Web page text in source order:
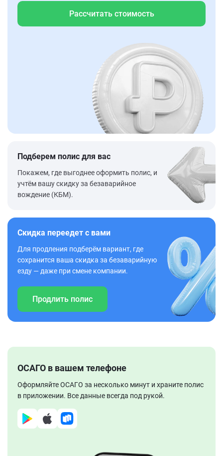
Рассчитать стоимость
Подберем полис для вас
Покажем, где выгоднее оформить полис, и
учтём вашу скидку за безаварийное
вождение (КБМ).
Скидка переедет с вами
Для продления подберём вариант, где
сохранится ваша скидка за безаварийную
езду — даже при смене компании.
Продлить полис
ОСАГО в вашем телефоне
Оформляйте ОСАГО за несколько минут и храните полис
в приложении. Все данные всегда под рукой.